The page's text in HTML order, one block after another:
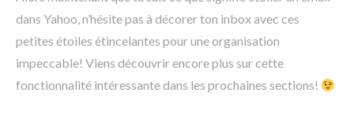
dans Yahoo, n’hésite pas à décorer ton inbox avec ces
petites étoiles étincelantes pour une organisation
impeccable! Viens découvrir encore plus sur cette
fonctionnalité intéressante dans les prochaines sections!